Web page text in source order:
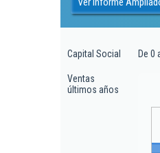
Capital Social De 0
Ventas
últimos años